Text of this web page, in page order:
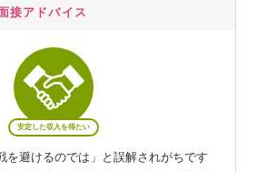
接アドバイス
安定した収入を得たい
を避けるのでは」と誤解されがちです